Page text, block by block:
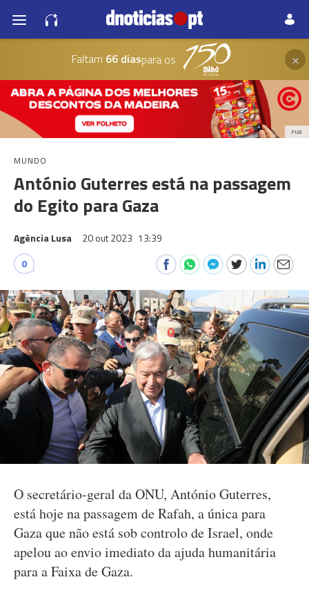
Faltam 66 diaspara os ×
PUB
MUNDO
António Guterres está na passagem
do Egito para Gaza
Agência Lusa 20 out 2023 13:39
0
O secretário-geral da ONU, António Guterres,
está hoje na passagem de Rafah, a única para
Gaza que não está sob controlo de Israel, onde
apelou ao envio imediato da ajuda humanitária
para a Faixa de Gaza.